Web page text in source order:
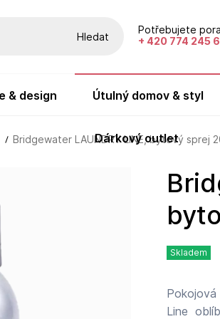
Bridgewater LAUNDRY LINE,
Skladem
Pokojová
Line
Potřebujete
+ 420 774 245
Hledat
Bridgewater LAUNDRY LINE, bytový sprej
& design útulný domov & styl
dárkový outlet